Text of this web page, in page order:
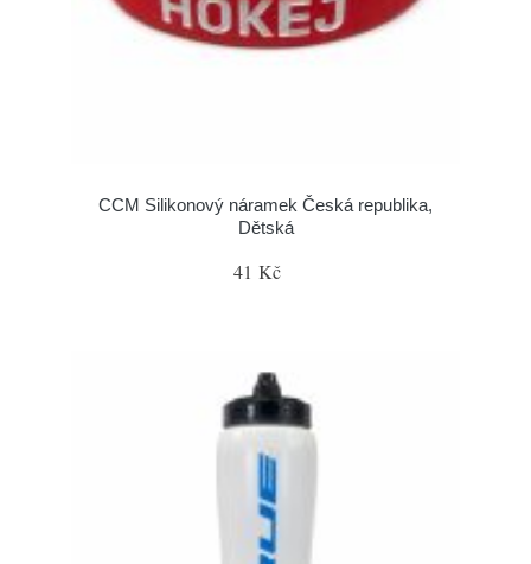
CCM Silikonový náramek Česká republika,
Dětská
41 Kč